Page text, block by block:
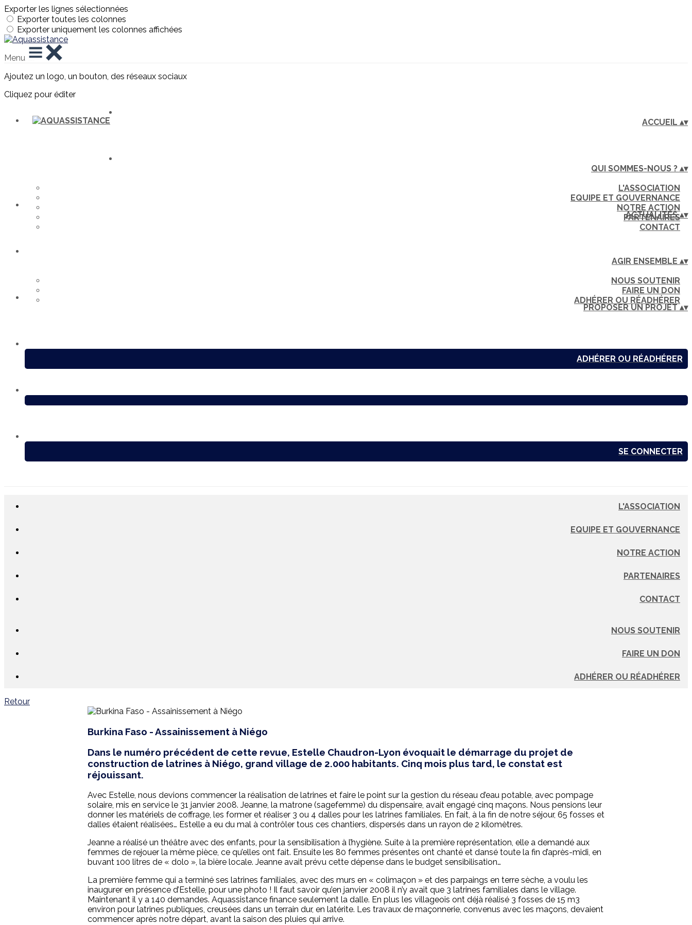
Exporter les lignes sélectionnées
Exporter toutes les colonnes
Exporter uniquement les colonnes affichées
Menu
Ajoutez un logo, un bouton, des réseaux sociaux
Cliquez pour éditer
ACCUEIL ▴▾
QUI SOMMES-NOUS ? ▴▾
L'ASSOCIATION
EQUIPE ET GOUVERNANCE
NOTRE ACTION
PARTENAIRES
CONTACT
ACTUALITÉS▴▾
AGIR ENSEMBLE ▴▾
NOUS SOUTENIR
FAIRE UN DON
ADHÉRER OU RÉADHÉRER
PROPOSER UN PROJET▴▾
ADHÉRER OU RÉADHÉRER
SE CONNECTER
L'ASSOCIATION
EQUIPE ET GOUVERNANCE
NOTRE ACTION
PARTENAIRES
CONTACT
NOUS SOUTENIR
FAIRE UN DON
ADHÉRER OU RÉADHÉRER
Retour
Burkina Faso - Assainissement à Niégo
Dans le numéro précédent de cette revue, Estelle Chaudron-Lyon évoquait le démarrage du projet de
construction de latrines à Niégo, grand village de 2.000 habitants. Cinq mois plus tard, le constat est
réjouissant.
Avec Estelle, nous devions commencer la réalisation de latrines et faire le point sur la gestion du réseau d’eau potable, avec pompage
solaire, mis en service le 31 janvier 2008. Jeanne, la matrone (sagefemme) du dispensaire, avait engagé cinq maçons. Nous pensions leur
donner les matériels de coffrage, les former et réaliser 3 ou 4 dalles pour les latrines familiales. En fait, à la fin de notre séjour, 65 fosses et
dalles étaient réalisées… Estelle a eu du mal à contrôler tous ces chantiers, dispersés dans un rayon de 2 kilomètres.
Jeanne a réalisé un théâtre avec des enfants, pour la sensibilisation à l’hygiène. Suite à la première représentation, elle a demandé aux
femmes de rejouer la même pièce, ce qu’elles ont fait. Ensuite les 80 femmes présentes ont chanté et dansé toute la fin d’après-midi, en
buvant 100 litres de « dolo », la bière locale. Jeanne avait prévu cette dépense dans le budget sensibilisation…
La première femme qui a terminé ses latrines familiales, avec des murs en « colimaçon » et des parpaings en terre sèche, a voulu les
inaugurer en présence d’Estelle, pour une photo ! Il faut savoir qu’en janvier 2008 il n’y avait que 3 latrines familiales dans le village.
Maintenant il y a 140 demandes. Aquassistance finance seulement la dalle. En plus les villageois ont déjà réalisé 3 fosses de 15 m3
environ pour latrines publiques, creusées dans un terrain dur, en latérite. Les travaux de maçonnerie, convenus avec les maçons, devaient
commencer après notre départ, avant la saison des pluies qui arrive.